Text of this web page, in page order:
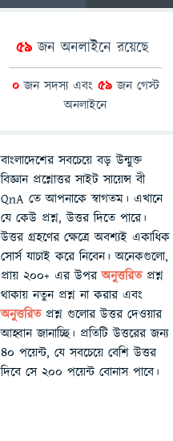
59জন অনলাইনে রয়েছে
0জন সদস্য এবং 59জন গেস্ট
অনলাইনে
বাংলাদেশের সবচেয়ে বড় উন্মুক্ত
বিজ্ঞান প্রশ্নোত্তর সাইট সায়েন্স বী
QnA তে আপনাকে স্বাগতম। এখানে
যে কেউ প্রশ্ন, উত্তর দিতে পারে।
উত্তর গ্রহণের ক্ষেত্রে অবশ্যই একাধিক
সোর্স যাচাই করে নিবেন। অনেকগুলো,
প্রায় ২০০+ এর উপরঅনুত্তরিতপ্রশ্ন
থাকায় নতুন প্রশ্ন না করার এবং
অনুত্তরিত প্রশ্ন গুলোর উত্তর দেওয়ার
আহ্বান জানাচ্ছি। প্রতিটি উত্তরের জন্য
৪০ পয়েন্ট, যে সবচেয়ে বেশি উত্তর
দিবে সে ২০০ পয়েন্ট বোনাস পাবে।